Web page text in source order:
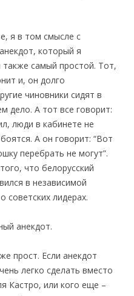
я в том смысле с
который я
самый простой. Тот,
и, он долго
чиновники сидят в
дело. А тот все говорит:
люди в кабинете не
А он говорит: “Вот
перебрать не могут”.
что белорусский
в независимой
советских лидерах.
анекдот.
прост. Если анекдот
легко сделать вместо
Кастро, или кого еще –